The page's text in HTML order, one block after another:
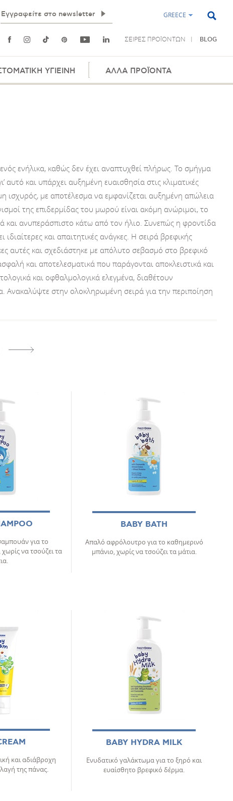
GREECE
ΣΕΙΡΕΣ ΠΡΟΪΟΝΤΩΝ BLOG
ΥΓΙΕΙΝΗ ΑΛΛΑ ΠΡΟΪΟΝΤΑ
ενήλικα, καθώς δεν έχει αναπτυχθεί πλήρως. Το σμήγμα
αυτό και υπάρχει αυξημένη ευαισθησία στις κλιματικές
ισχυρός, με αποτέλεσμα να εμφανίζεται αυξημένη απώλεια
της επιδερμίδας του μωρού είναι ακόμη ανώριμοι, το
και ανυπεράσπιστο κάτω από τον ήλιο. Συνεπώς η φροντίδα
ιδιαίτερες και απαιτητικές ανάγκες. H σειρά βρεφικής
αυτές και σχεδιάστηκε με απόλυτο σεβασμό στο βρεφικό
και αποτελεσματικά που παράγονται αποκλειστικά και
και οφθαλμολογικά ελεγμένα, διαθέτουν
Ανακαλύψτε στην ολοκληρωμένη σειρά για την περιποίηση
για το
να τσούζει τα
BABY BATH
Απαλό αφρόλουτρο για το καθημερινό
μπάνιο, χωρίς να τσούζει τα μάτια.
και αδιάβροχη
της πάνας.
BABY HYDRA MILK
Ενυδατικό γαλάκτωμα για το ξηρό και
ευαίσθητο βρεφικό δέρμα.